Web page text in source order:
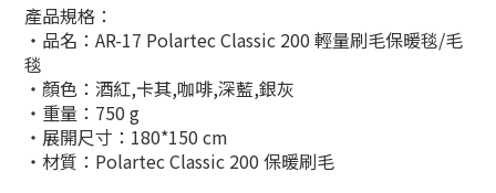
產品規格：
‧品名：AR-17 Polartec Classic 200 輕量刷毛保暖毯/毛
毯
‧顏色：酒紅,卡其,咖啡,深藍,銀灰
‧重量：750 g
‧展開尺寸：180*150 cm
‧材質：Polartec Classic 200 保暖刷毛